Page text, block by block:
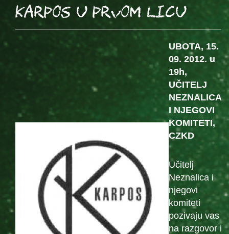
KARPOS u prvom licu
UBOTA, 15.
09. 2012. u
19h,
UČITELJ
NEZNALICA
I NJEGOVI
KOMITETI,
CZKD
Učitelj
Neznalica i
njegovi
komiteti
pozivaju vas
na razgovor i